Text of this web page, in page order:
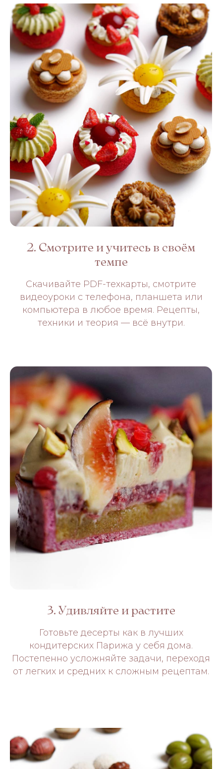
2. Смотрите и учитесь в своём
темпе
Скачивайте PDF-техкарты, смотрите
видеоуроки с телефона, планшета или
компьютера в любое время. Рецепты,
техники и теория — всё внутри.
3. Удивляйте и растите
Готовьте десерты как в лучших
кондитерских Парижа у себя дома.
Постепенно усложняйте задачи, переходя
от легких и средних к сложным рецептам.